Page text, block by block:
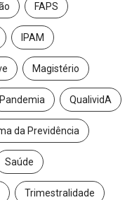
FAPS
IPAM
Magistério
Pandemia QualividA
da Previdência
Saúde
Trimestralidade